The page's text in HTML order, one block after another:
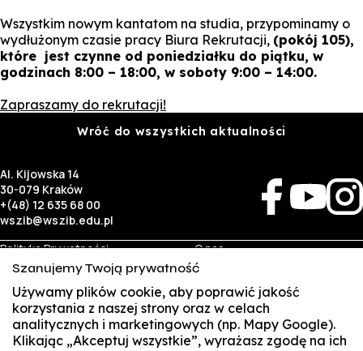
Wszystkim nowym kantatom na studia, przypominamy o
wydłużonym czasie pracy Biura Rekrutacji, (pokój 105),
które jest czynne od poniedziałku do piątku, w
godzinach 8:00 – 18:00, w soboty 9:00 – 14:00.
Zapraszamy do rekrutacji!
Wróć do wszystkich aktualności
Al. Kijowska 14
30-079 Kraków
+(48) 12 635 68 00
wszib@wszib.edu.pl
Polityka Prywatności
RODO
Identyfikacja wizualna
O nas
Rekrutacja
Studia
Kontakt
Biznes
Wynajem sal
Student
Multis Multum
Szanujemy Twoją prywatność
Używamy plików cookie, aby poprawić jakość
korzystania z naszej strony oraz w celach
analitycznych i marketingowych (np. Mapy Google).
Klikając „Akceptuj wszystkie”, wyrażasz zgodę na ich